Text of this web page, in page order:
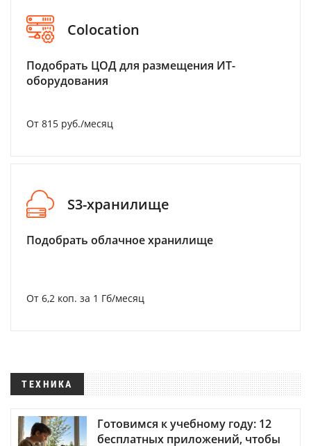
Colocation
Подобрать ЦОД для размещения ИТ-
оборудования
От 815 руб./месяц
S3-хранилище
Подобрать облачное хранилище
От 6,2 коп. за 1 Гб/месяц
ТЕХНИКА
Готовимся к учебному году: 12
бесплатных приложений, чтобы